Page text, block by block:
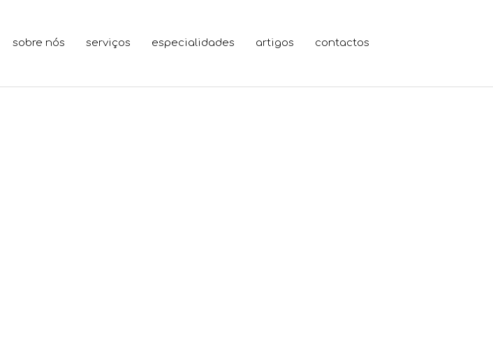
sobre nós serviços especialidades artigos contactos